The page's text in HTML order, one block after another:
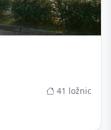
41 ložnic